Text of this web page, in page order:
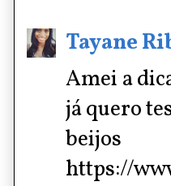
Tayane
Amei a
já quero
beijos
https://